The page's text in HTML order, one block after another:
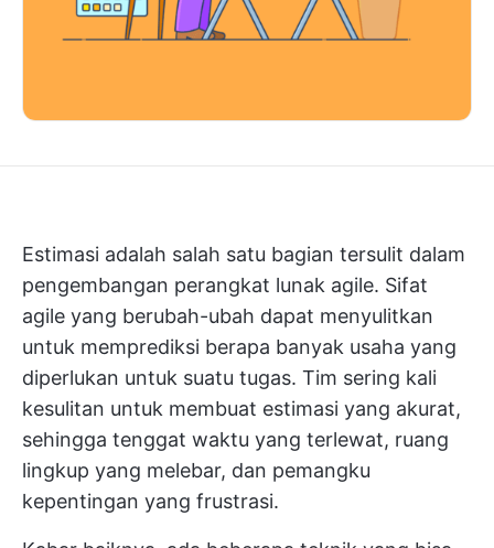
Estimasi adalah salah satu bagian tersulit dalam
pengembangan perangkat lunak agile. Sifat
agile yang berubah-ubah dapat menyulitkan
untuk memprediksi berapa banyak usaha yang
diperlukan untuk suatu tugas. Tim sering kali
kesulitan untuk membuat estimasi yang akurat,
sehingga tenggat waktu yang terlewat, ruang
lingkup yang melebar, dan pemangku
kepentingan yang frustrasi.